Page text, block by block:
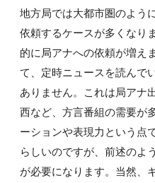
地方局では大都市圏のよう
依頼するケースが多くなり
的に局アナへの依頼が増え
て、定時ニュースを読んで
ありません。これは局アナ
西など、方言番組の需要が
ーションや表現力という点
らしいのですが、前述のよ
が必要になります。当然、